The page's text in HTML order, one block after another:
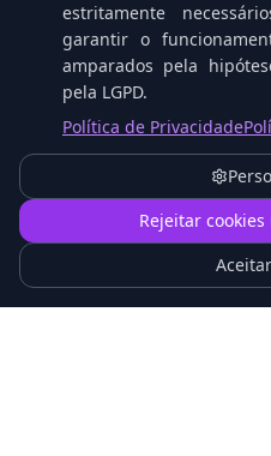
Open Source: O Cavalo
IA Contra Gigantes Tech
estritamente
garantir o
amparados pela
pela LGPD.
Política de Privacidade
Rejeitar